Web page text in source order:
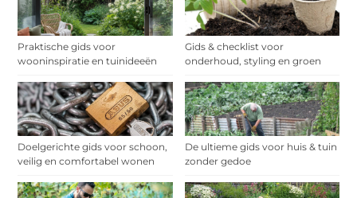
Praktische gids voor
wooninspiratie en tuinideeën
Gids & checklist voor
onderhoud, styling en groen
Doelgerichte gids voor schoon,
veilig en comfortabel wonen
De ultieme gids voor huis & tuin
zonder gedoe